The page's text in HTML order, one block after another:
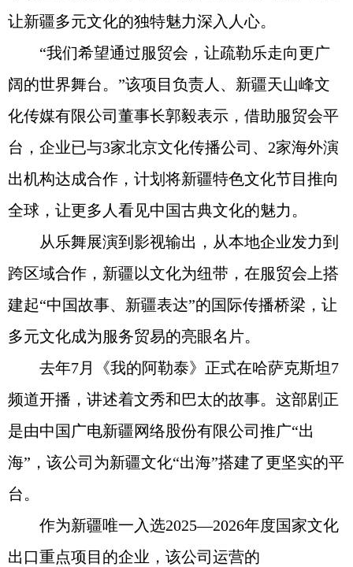
让新疆多元文化的独特魅力深入人心。
“我们希望通过服贸会，让疏勒乐走向更广
阔的世界舞台。”该项目负责人、新疆天山峰文
化传媒有限公司董事长郭毅表示，借助服贸会平
台，企业已与3家北京文化传播公司、2家海外演
出机构达成合作，计划将新疆特色文化节目推向
全球，让更多人看见中国古典文化的魅力。
从乐舞展演到影视输出，从本地企业发力到
跨区域合作，新疆以文化为纽带，在服贸会上搭
建起“中国故事、新疆表达”的国际传播桥梁，让
多元文化成为服务贸易的亮眼名片。
去年7月《我的阿勒泰》正式在哈萨克斯坦7
频道开播，讲述着文秀和巴太的故事。这部剧正
是由中国广电新疆网络股份有限公司推广“出
海”，该公司为新疆文化“出海”搭建了更坚实的平
台。
作为新疆唯一入选2025—2026年度国家文化
出口重点项目的企业，该公司运营的